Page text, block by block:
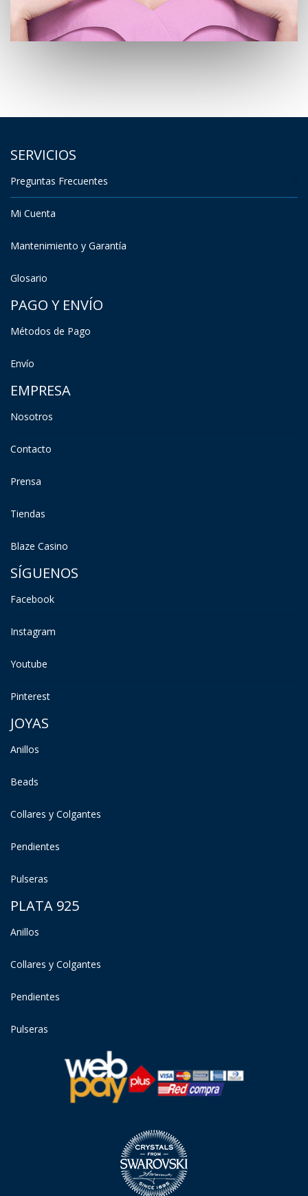
SERVICIOS
Preguntas Frecuentes
Mi Cuenta
Mantenimiento y Garantía
Glosario
PAGO Y ENVÍO
Métodos de Pago
Envío
EMPRESA
Nosotros
Contacto
Prensa
Tiendas
Blaze Casino
SÍGUENOS
Facebook
Instagram
Youtube
Pinterest
JOYAS
Anillos
Beads
Collares y Colgantes
Pendientes
Pulseras
PLATA 925
Anillos
Collares y Colgantes
Pendientes
Pulseras